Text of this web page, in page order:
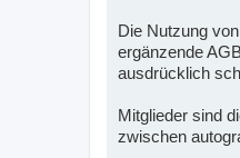
Die Nutzung
ergänzende
ausdrücklich
Mitglieder sind
zwischen